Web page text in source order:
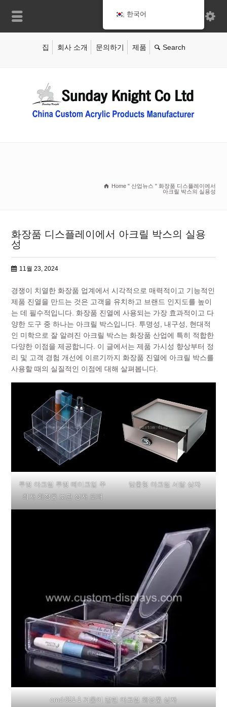
집 회사 소개 문의하기 제품
Home " 산업뉴스 " 화장품 디스플레이에서
아크릴 박스의 실용성
화장품 디스플레이에서 아크릴 박스의 실용
성
11월 23, 2024
경쟁이 치열한 화장품 업계에서 시각적으로 매력적이고 기능적인
제품 진열을 만드는 것은 고객을 유치하고 브랜드 인지도를 높이
는 데 필수적입니다. 화장품 진열에 사용되는 가장 효과적이고 다
양한 도구 중 하나는 아크릴 박스입니다. 투명성, 내구성, 현대적
인 미학으로 잘 알려진 아크릴 박스는 화장품 산업에 특히 적합한
다양한 이점을 제공합니다. 이 글에서는 제품 가시성 향상부터 정
리 및 고객 경험 개선에 이르기까지 화장품 진열에 아크릴 박스를
사용할 때의 실질적인 이점에 대해 살펴봅니다.
투명 아크릴 투명 메이크업 주
최자 화장품 보관 상자 도매
맞춤형 아크릴 서랍 상자
cmd-051-1 거울이 달린 아크릴 화장품 상자
한국어